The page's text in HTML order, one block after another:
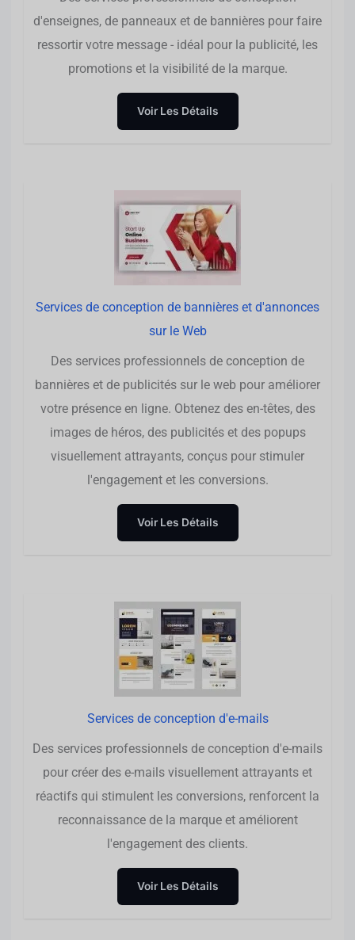
d'enseignes, de panneaux et de bannières pour faire
ressortir votre message - idéal pour la publicité, les
promotions et la visibilité de la marque.
Voir Les Détails
Services de conception de bannières et d'annonces
sur le Web
Des services professionnels de conception de
bannières et de publicités sur le web pour améliorer
votre présence en ligne. Obtenez des en-têtes, des
images de héros, des publicités et des popups
visuellement attrayants, conçus pour stimuler
l'engagement et les conversions.
Voir Les Détails
Services de conception d'e-mails
Des services professionnels de conception d'e-mails
pour créer des e-mails visuellement attrayants et
réactifs qui stimulent les conversions, renforcent la
reconnaissance de la marque et améliorent
l'engagement des clients.
Voir Les Détails